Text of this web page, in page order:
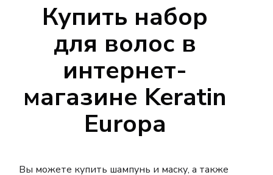
Купить набор
для волос в
интернет-
магазине Keratin
Europa
Вы можете купить шампунь и маску, а также